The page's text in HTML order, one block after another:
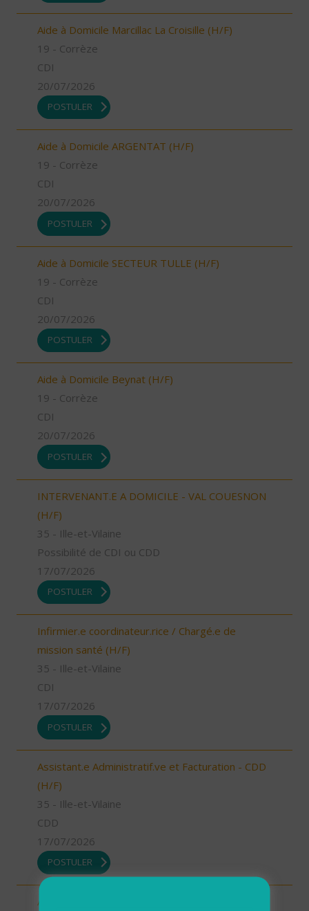
Aide à Domicile Marcillac La Croisille (H/F)
19 - Corrèze
CDI
20/07/2026
POSTULER
Aide à Domicile ARGENTAT (H/F)
19 - Corrèze
CDI
20/07/2026
POSTULER
Aide à Domicile SECTEUR TULLE (H/F)
19 - Corrèze
CDI
20/07/2026
POSTULER
Aide à Domicile Beynat (H/F)
19 - Corrèze
CDI
20/07/2026
POSTULER
INTERVENANT.E A DOMICILE - VAL COUESNON
(H/F)
35 - Ille-et-Vilaine
Possibilité de CDI ou CDD
17/07/2026
POSTULER
Infirmier.e coordinateur.rice / Chargé.e de
mission santé (H/F)
35 - Ille-et-Vilaine
CDI
17/07/2026
POSTULER
Assistant.e Administratif.ve et Facturation - CDD
(H/F)
35 - Ille-et-Vilaine
CDD
17/07/2026
POSTULER
Assistant.e Administratif.ve et Facturation - CDI